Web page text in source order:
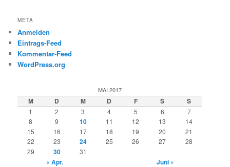
META
Anmelden
Eintrags-Feed
Kommentar-Feed
WordPress.org
MAI 2017
M D M D F S S
1 2 3 4 5 6
7
8
9 10 11 12 13
14
15
16 17 18 19 20
21
22
23 24 25 26 27
28
29
30 31
« Apr. Juni »